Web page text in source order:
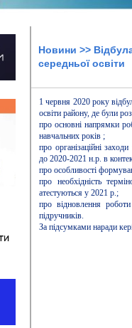
Новини >>
середньої освіти
1 червня 2020 року
освіти району, де були
про основні напрямки
навчальних років ;
про організаційні
до 2020-2021 н.р. в
про особливості
про необхідність
атестуються у 2021 р.;
про відновлення роботи
підручників.
За підсумками наради